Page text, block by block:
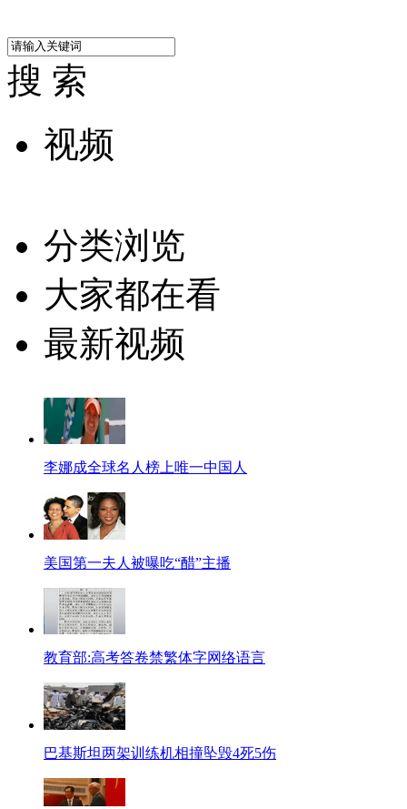
搜 索
视频
分类浏览
大家都在看
最新视频
李娜成全球名人榜上唯一中国人
美国第一夫人被曝吃“醋”主播
教育部:高考答卷禁繁体字网络语言
巴基斯坦两架训练机相撞坠毁4死5伤